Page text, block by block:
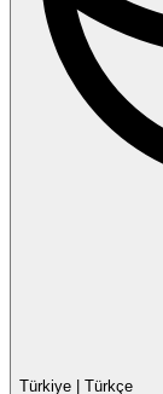
Türkiye Türkçe